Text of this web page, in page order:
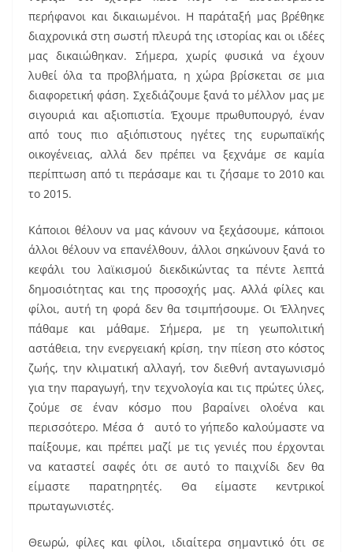
περήφανοι και δικαιωμένοι. Η παράταξή μας βρέθηκε
διαχρονικά στη σωστή πλευρά της ιστορίας και οι ιδέες
μας δικαιώθηκαν. Σήμερα, χωρίς φυσικά να έχουν
λυθεί όλα τα προβλήματα, η χώρα βρίσκεται σε μια
διαφορετική φάση. Σχεδιάζουμε ξανά το μέλλον μας με
σιγουριά και αξιοπιστία. Έχουμε πρωθυπουργό, έναν
από τους πιο αξιόπιστους ηγέτες της ευρωπαϊκής
οικογένειας, αλλά δεν πρέπει να ξεχνάμε σε καμία
περίπτωση από τι περάσαμε και τι ζήσαμε το 2010 και
το 2015.
Κάποιοι θέλουν να μας κάνουν να ξεχάσουμε, κάποιοι
άλλοι θέλουν να επανέλθουν, άλλοι σηκώνουν ξανά το
κεφάλι του λαϊκισμού διεκδικώντας τα πέντε λεπτά
δημοσιότητας και της προσοχής μας. Αλλά φίλες και
φίλοι, αυτή τη φορά δεν θα τσιμπήσουμε. Οι Έλληνες
πάθαμε και μάθαμε. Σήμερα, με τη γεωπολιτική
αστάθεια, την ενεργειακή κρίση, την πίεση στο κόστος
ζωής, την κλιματική αλλαγή, τον διεθνή ανταγωνισμό
για την παραγωγή, την τεχνολογία και τις πρώτες ύλες,
ζούμε σε έναν κόσμο που βαραίνει ολοένα και
περισσότερο. Μέσα σ΄ αυτό το γήπεδο καλούμαστε να
παίξουμε, και πρέπει μαζί με τις γενιές που έρχονται
να καταστεί σαφές ότι σε αυτό το παιχνίδι δεν θα
είμαστε παρατηρητές. Θα είμαστε κεντρικοί
πρωταγωνιστές.
Θεωρώ, φίλες και φίλοι, ιδιαίτερα σημαντικό ότι σε